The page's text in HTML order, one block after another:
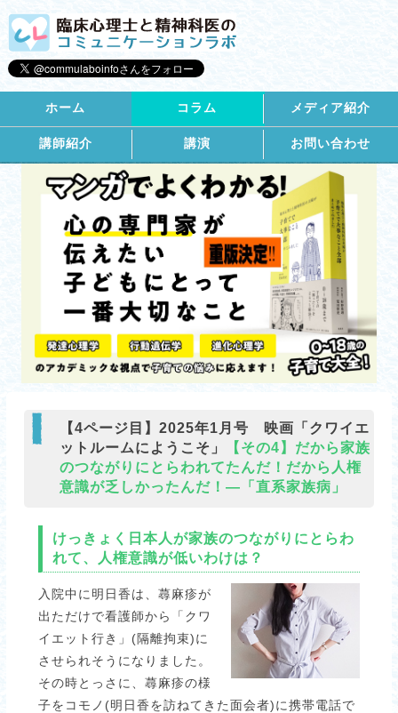
ホーム コラム メディア紹介
講師紹介 講演 お問い合わせ
【4ページ目】2025年1月号 映画「クワイエ
ットルームにようこそ」
【その4】だから家族
のつながりにとらわれてたんだ！だから人権
意識が乏しかったんだ！―「直系家族病」
けっきょく日本人が家族のつながりにとらわ
れて、人権意識が低いわけは？
入院中に明日香は、蕁麻疹が
出ただけで看護師から「クワ
イエット行き」(隔離拘束)に
させられそうになりました。
その時とっさに、蕁麻疹の様
子をコモノ(明日香を訪ねてきた面会者)に携帯電話で